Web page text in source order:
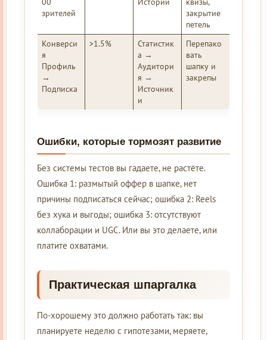
зрителей
закрытие
петель
Конверси
я
Профиль
→
Подписка
>1.5%
Статистик
а →
Аудитори
я →
Источник
и
Перепако
вать
шапку и
закрепы
Ошибки, которые тормозят развитие
Без системы тестов вы гадаете, не растёте.
Ошибка 1: размытый оффер в шапке, нет
причины подписаться сейчас; ошибка 2: Reels
без хука и выгоды; ошибка 3: отсутствуют
коллаборации и UGC. Или вы это делаете, или
платите охватами.
Практическая шпаргалка
По-хорошему это должно работать так: вы
планируете неделю с гипотезами, меряете,